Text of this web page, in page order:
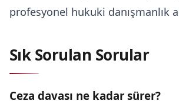
profesyonel hukuki danışmanlık
Sık Sorulan Sorular
Ceza davası ne kadar sürer?